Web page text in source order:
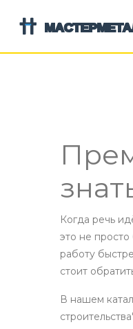
Когда речь
это не
работу
стоит
В нашем